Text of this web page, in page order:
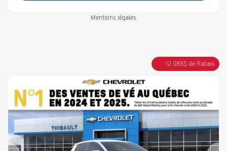
Mentions légales
12 088$ de Rabais